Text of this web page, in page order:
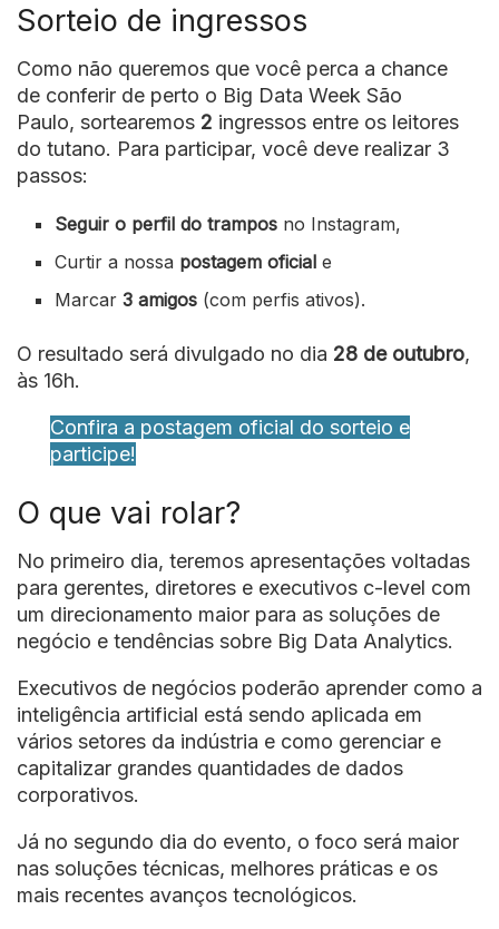
Sorteio de ingressos
Como não queremos que você perca a chance
de conferir de perto o Big Data Week São
Paulo, sortearemos 2 ingressos entre os leitores
do tutano. Para participar, você deve realizar 3
passos:
Seguir o perfil do trampos no Instagram,
Curtir a nossa postagem oficial e
Marcar3 amigos (com perfis ativos).
O resultado será divulgado no dia 28 de outubro,
às 16h.
Confira a postagem oficial do sorteio e
participe!
O que vai rolar?
No primeiro dia, teremos apresentações voltadas
para gerentes, diretores e executivos c-level com
um direcionamento maior para as soluções de
negócio e tendências sobre Big Data Analytics.
Executivos de negócios poderão aprender como a
inteligência artificial está sendo aplicada em
vários setores da indústria e como gerenciar e
capitalizar grandes quantidades de dados
corporativos.
Já no segundo dia do evento, o foco será maior
nas soluções técnicas, melhores práticas e os
mais recentes avanços tecnológicos.